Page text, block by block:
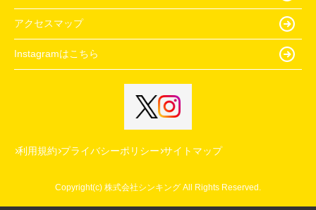
アクセスマップ
Instagramはこちら
利用規約 プライバシーポリシー サイトマップ
Copyright(c) 株式会社シンキング All Rights Reserved.